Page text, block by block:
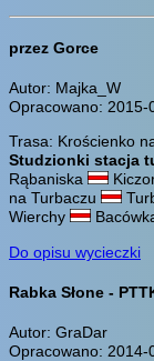
przez Gorce
Autor: Majka_W
Opracowano: 2015-
Trasa: Krościenko
Studzionki stacja
Rąbaniska
na Turbaczu
Wierchy
Do opisu wycieczki
Rabka Słone -
Autor: GraDar
Opracowano: 2014-